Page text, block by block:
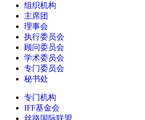
组织机构
主席团
理事会
执行委员会
顾问委员会
学术委员会
专门委员会
秘书处
专门机构
IFF基金会
丝路国际联盟